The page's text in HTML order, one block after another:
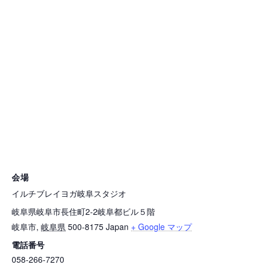
会場
イルチブレイヨガ岐阜スタジオ
岐阜県岐阜市長住町2-2岐阜都ビル５階
岐阜市, 岐阜県 500-8175 Japan + Google マップ
電話番号
058-266-7270